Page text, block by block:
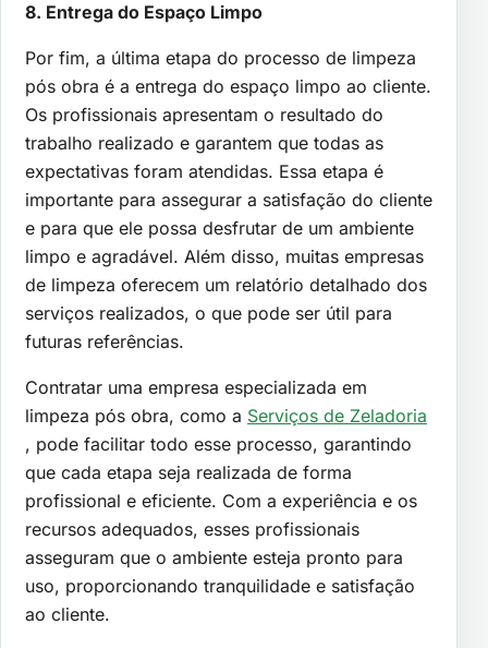
8. Entrega do Espaço Limpo
Por fim, a última etapa do processo de limpeza
pós obra é a entrega do espaço limpo ao cliente.
Os profissionais apresentam o resultado do
trabalho realizado e garantem que todas as
expectativas foram atendidas. Essa etapa é
importante para assegurar a satisfação do cliente
e para que ele possa desfrutar de um ambiente
limpo e agradável. Além disso, muitas empresas
de limpeza oferecem um relatório detalhado dos
serviços realizados, o que pode ser útil para
futuras referências.
Contratar uma empresa especializada em
limpeza pós obra, como a Serviços de Zeladoria
, pode facilitar todo esse processo, garantindo
que cada etapa seja realizada de forma
profissional e eficiente. Com a experiência e os
recursos adequados, esses profissionais
asseguram que o ambiente esteja pronto para
uso, proporcionando tranquilidade e satisfação
ao cliente.